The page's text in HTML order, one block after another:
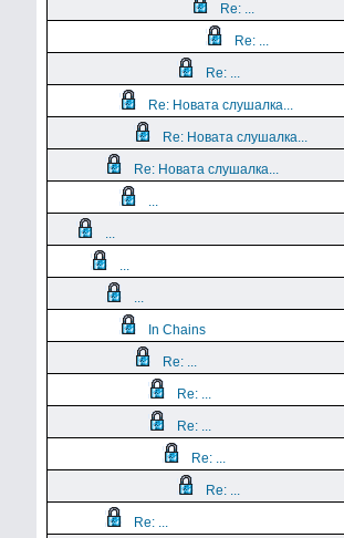
Re: ...
Re: ...
Re: ...
Re: Новата слушалка...
Re: Новата слушалка...
Re: Новата слушалка...
...
...
...
...
In Chains
Re: ...
Re: ...
Re: ...
Re: ...
Re: ...
Re: ...